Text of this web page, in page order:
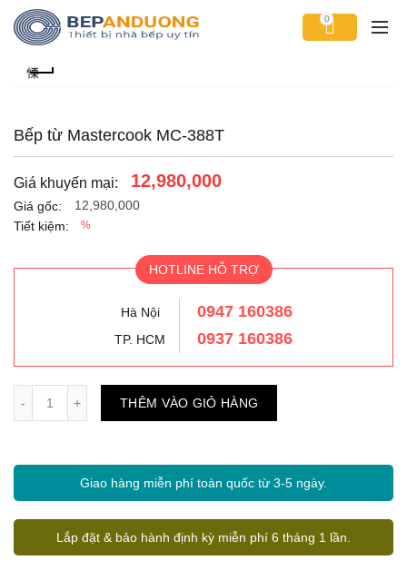
0
Bếp từ Mastercook MC-388T
Giá khuyến mại: 12,980,000
Giá gốc:
12,980,000
Tiết kiệm:
%
HOTLINE HỖ TRỢ
Hà Nội 0947 160386
TP. HCM 0937 160386
THÊM VÀO GIỎ HÀNG
Giao hàng miễn phí toàn quốc từ 3-5 ngày.
Lắp đặt & bảo hành định kỳ miễn phí 6 tháng 1 lần.